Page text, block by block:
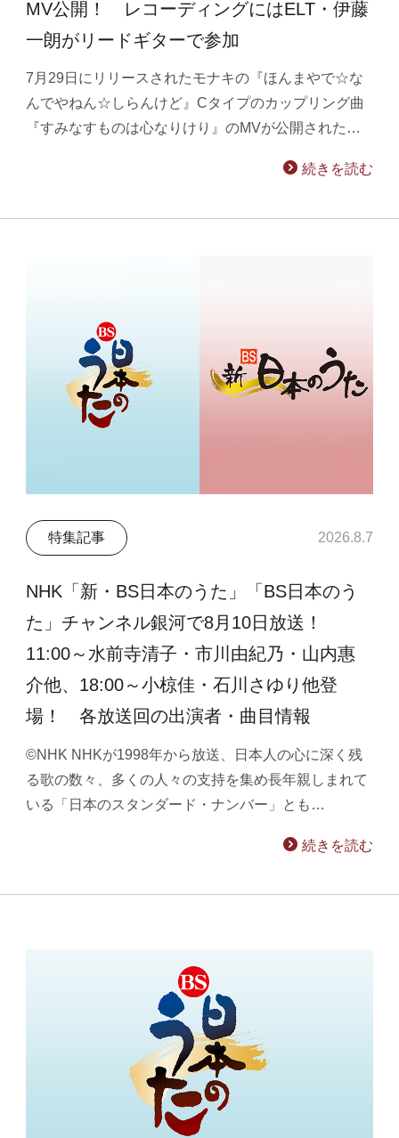
MV公開！ レコーディングにはELT・伊藤
一朗がリードギターで参加
7月29日にリリースされたモナキの『ほんまやで☆な
んでやねん☆しらんけど』Cタイプのカップリング曲
『すみなすものは心なりけり』のMVが公開された…
続きを読む
特集記事 2026.8.7
NHK「新・BS日本のうた」「BS日本のう
た」チャンネル銀河で8月10日放送！
11:00～水前寺清子・市川由紀乃・山内惠
介他、18:00～小椋佳・石川さゆり他登
場！ 各放送回の出演者・曲目情報
©NHK NHKが1998年から放送、日本人の心に深く残
る歌の数々、多くの人々の支持を集め長年親しまれて
いる「日本のスタンダード・ナンバー」とも…
続きを読む